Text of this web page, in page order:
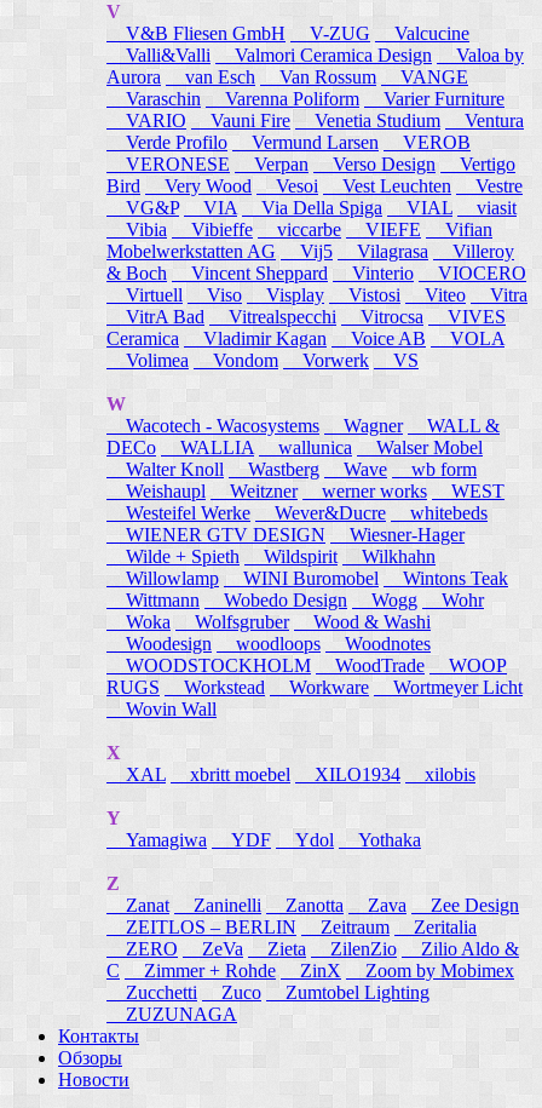
V
V&B Fliesen GmbH
V-ZUG
Valcucine
Valli&Valli
Valmori Ceramica Design
Valoa by
Aurora
van Esch Van Rossum
VANGE
Varaschin
Varenna Poliform
Varier Furniture
VARIO
Vauni Fire Venetia Studium
Ventura
Verde Profilo
Vermund Larsen
VEROB
VERONESE
Verpan Verso Design
Vertigo
Bird
Very Wood Vesoi Vest Leuchten
Vestre
VG&P
VIA Via Della Spiga VIAL
viasit
Vibia
Vibieffe viccarbe VIEFE
Vifian
Mobelwerkstatten AG
Vij5 Vilagrasa
Villeroy
& Boch
Vincent Sheppard Vinterio
VIOCERO
Virtuell
Viso Visplay Vistosi Viteo
Vitra
VitrA Bad
Vitrealspecchi Vitrocsa
VIVES
Ceramica
Vladimir Kagan Voice AB
VOLA
Volimea
Vondom Vorwerk VS
W
Wacotech - Wacosystems
Wagner
WALL &
DECo
WALLIA wallunica
Walser Mobel
Walter Knoll
Wastberg Wave
wb form
Weishaupl
Weitzner werner works
WEST
Westeifel Werke
Wever&Ducre
whitebeds
WIENER GTV DESIGN
Wiesner-Hager
Wilde + Spieth
Wildspirit
Wilkhahn
Willowlamp
WINI Buromobel
Wintons Teak
Wittmann
Wobedo Design Wogg
Wohr
Woka
Wolfsgruber
Wood & Washi
Woodesign
woodloops
Woodnotes
WOODSTOCKHOLM
WoodTrade
WOOP
RUGS
Workstead Workware
Wortmeyer Licht
Wovin Wall
X
XAL
xbritt moebel XILO1934 xilobis
Y
Yamagiwa
YDF Ydol Yothaka
Z
Zanat
Zaninelli Zanotta Zava
Zee Design
ZEITLOS – BERLIN
Zeitraum
Zeritalia
ZERO
ZeVa Zieta ZilenZio
Zilio Aldo &
C
Zimmer + Rohde ZinX
Zoom by Mobimex
Zucchetti
Zuco
Zumtobel Lighting
ZUZUNAGA
Контакты
Обзоры
Новости